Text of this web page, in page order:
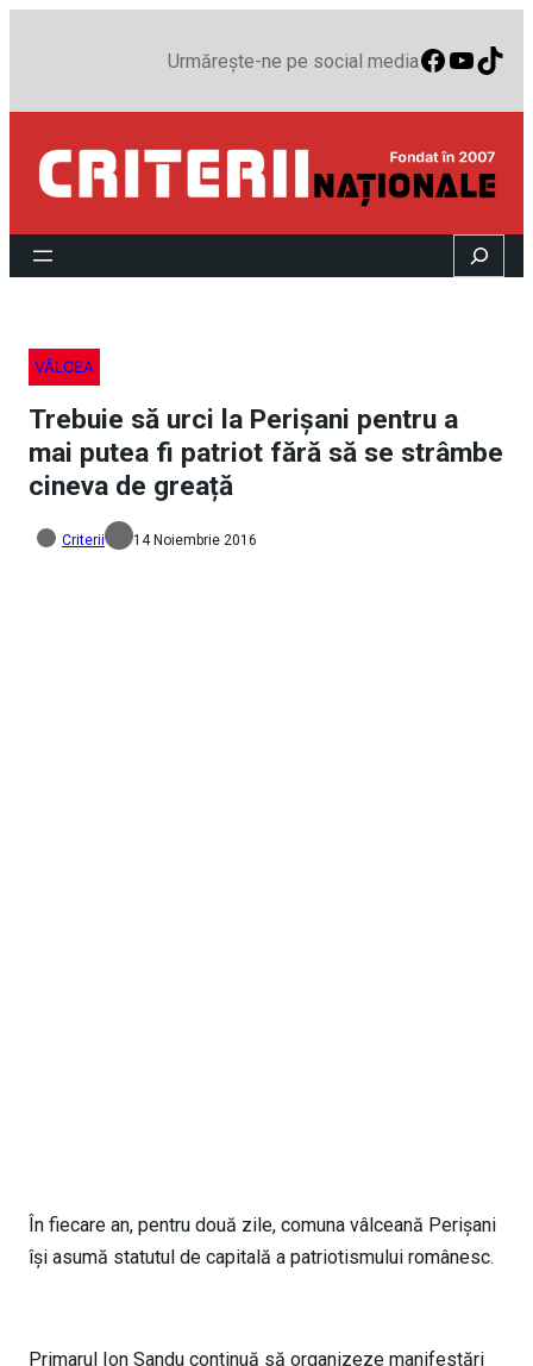
Urmărește-ne pe social media
Search
VÂLCEA
Trebuie să urci la Perișani pentru a
mai putea fi patriot fără să se strâmbe
cineva de greață
Criterii 14 Noiembrie 2016
În fiecare an, pentru două zile, comuna vâlceană Perișani
își asumă statutul de capitală a patriotismului românesc.
Primarul Ion Sandu continuă să organizeze manifestări